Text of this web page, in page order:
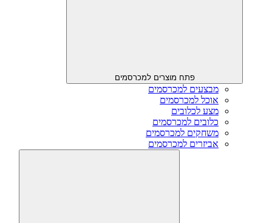
פתח מוצרים למכרסמים
מבצעים למכרסמים
אוכל למכרסמים
מצע לכלובים
כלובים למכרסמים
משחקים למכרסמים
אביזרים למכרסמים